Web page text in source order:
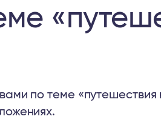
по теме «путешествия